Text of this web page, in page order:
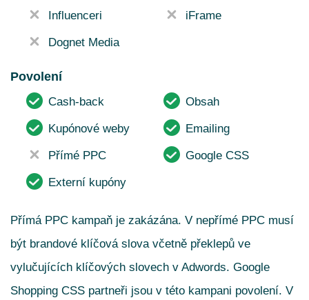
Influenceri iFrame
Dognet Media
Povolení
Cash-back Obsah
Kupónové weby Emailing
Přímé PPC Google CSS
Externí kupóny
Přímá PPC kampaň je zakázána. V nepřímé PPC musí
být brandové klíčová slova včetně překlepů ve
vylučujících klíčových slovech v Adwords. Google
Shopping CSS partneři jsou v této kampani povolení. V